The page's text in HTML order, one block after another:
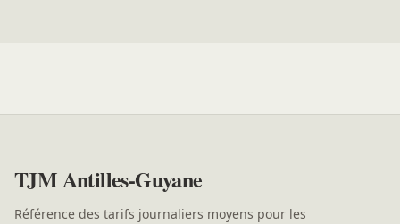
TJM Antilles-Guyane
Référence des tarifs journaliers moyens pour les